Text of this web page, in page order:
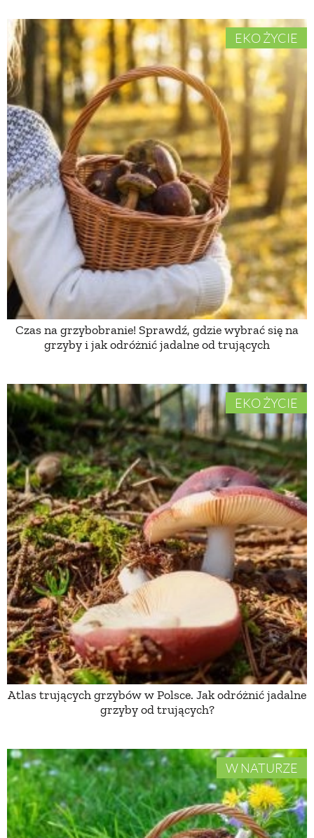
EKO ŻYCIE
Czas na grzybobranie! Sprawdź, gdzie wybrać się na
grzyby i jak odróżnić jadalne od trujących
EKO ŻYCIE
Atlas trujących grzybów w Polsce. Jak odróżnić jadalne
grzyby od trujących?
W NATURZE
KRAJOBRAZ
RĘKODZIEŁO
RZEMIOSŁO
ZWYCZAJE
ZRÓB TO SAM
PRZEPISY
ŚNIADANIA
PRZYSTAWKI
DANIA GŁÓWNE
CIASTA I DESERY
DODATKI
PRZETWORY
INNE